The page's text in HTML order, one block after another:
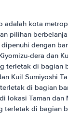
adalah kota
pilihan
dengan
dera dan
terletak di
Kuil Sumiyoshi
di bagian
lokasi Taman
di bagian